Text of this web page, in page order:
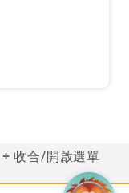
收合/開啟選單